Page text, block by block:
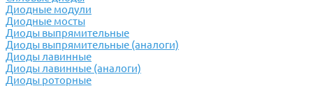
Диодные модули
Диодные мосты
Диоды выпрямительные
Диоды выпрямительные (аналоги)
Диоды лавинные
Диоды лавинные (аналоги)
Диоды роторные